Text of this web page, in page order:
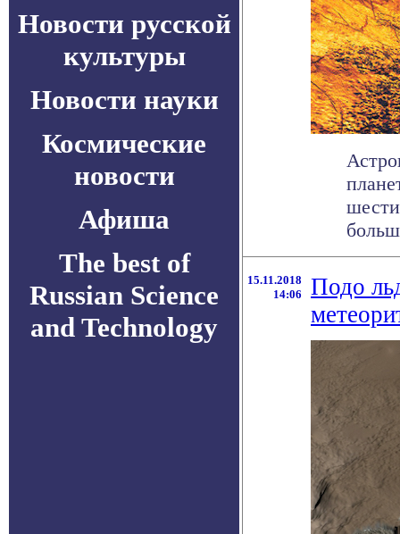
Новости русской
культуры
Новости науки
Космические
новости
Афиша
The best of
Russian Science
and Technology
15.11.2018
14:06
Подо